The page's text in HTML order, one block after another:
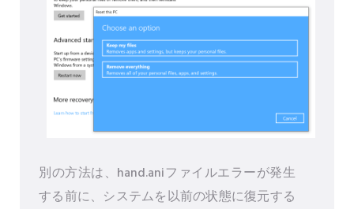
別の方法は、hand.aniファイルエラーが発生
する前に、システムを以前の状態に復元する